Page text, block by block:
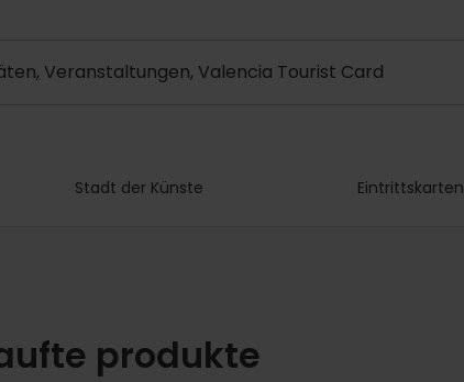
Stadt der Künste Eintrittskarten
produkte